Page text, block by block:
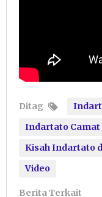
Ditag
Indartato
Kisah Indartato
Video
Berita Terkait